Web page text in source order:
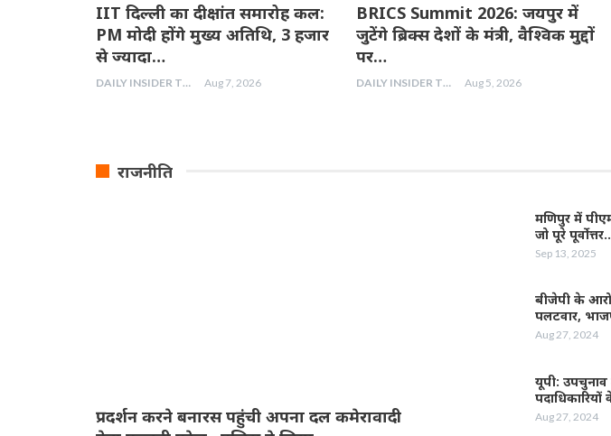
IIT दिल्ली का दीक्षांत समारोह कल:
PM मोदी होंगे मुख्य अतिथि, 3 हजार
से ज्यादा…
DAILY INSIDER TEAM Aug 7, 2026
BRICS Summit 2026: जयपुर में
जुटेंगे ब्रिक्स देशों के मंत्री, वैश्विक मुद्दों
पर…
DAILY INSIDER TEAM Aug 5, 2026
राजनीति
प्रदर्शन करने बनारस पहुंची अपना दल कमेरावादी
मणिपुर में
जो पूरे
Sep 13, 2025
बीजेपी के
पलटवार,
Aug 27, 2024
यूपी: उपचुनाव
Aug 27, 2024